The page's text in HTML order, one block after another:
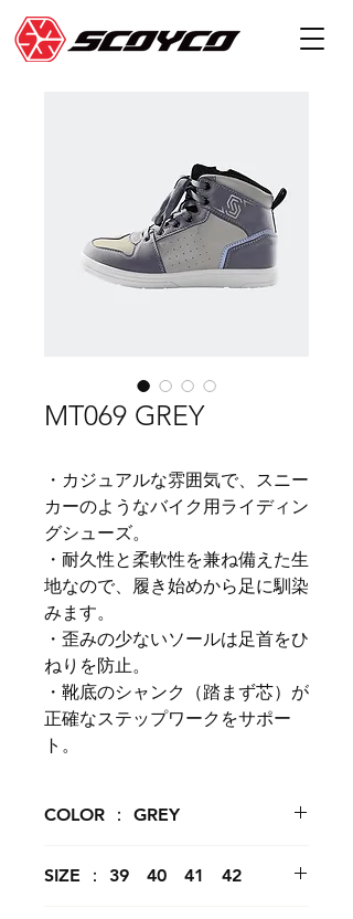
MT069 GREY
・カジュアルな雰囲気で、スニー
カーのようなバイク用ライディン
グシューズ。
・耐久性と柔軟性を兼ね備えた生
地なので、履き始めから足に馴染
みます。
・歪みの少ないソールは足首をひ
ねりを防止。
・靴底のシャンク（踏まず芯）が
正確なステップワークをサポー
ト。
COLOR ： GREY
SIZE ： 39 40 41 42